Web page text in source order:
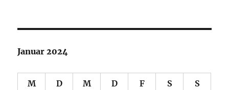
Januar 2024
M D M D F S S